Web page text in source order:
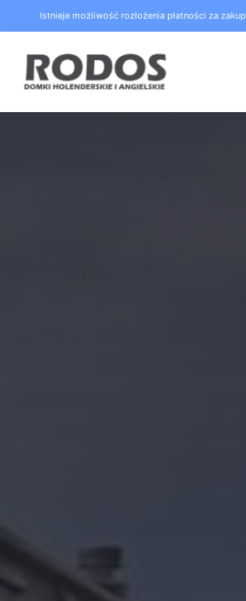
to
content
Istnieje możliwość rozłożenia płatności za zakup